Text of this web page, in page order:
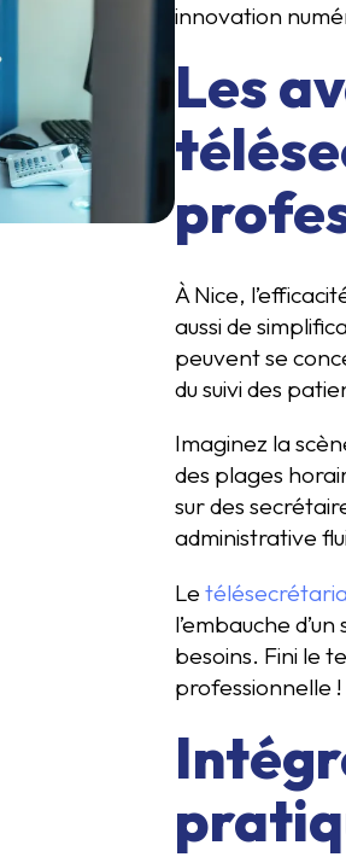
innovation
Les
À Nice,
aussi de
peuvent se
du suivi des
Imaginez la
des plages
sur des
administrative
Le
l’embauche
besoins. Fini le
professionnelle !